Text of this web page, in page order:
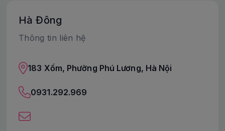
Hà Đông
Thông tin liên hệ
183 Xốm, Phường Phú Lương, Hà Nội
0931.292.969